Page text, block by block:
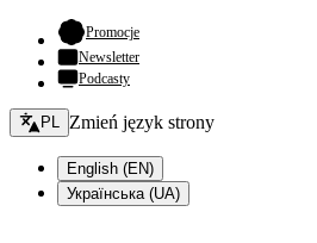
Promocje- otwiera się w nowej karcie
Newsletter
Podcasty
Zmień język - bieżący:
PL Zmień język strony
English (EN)
Українська (UA)